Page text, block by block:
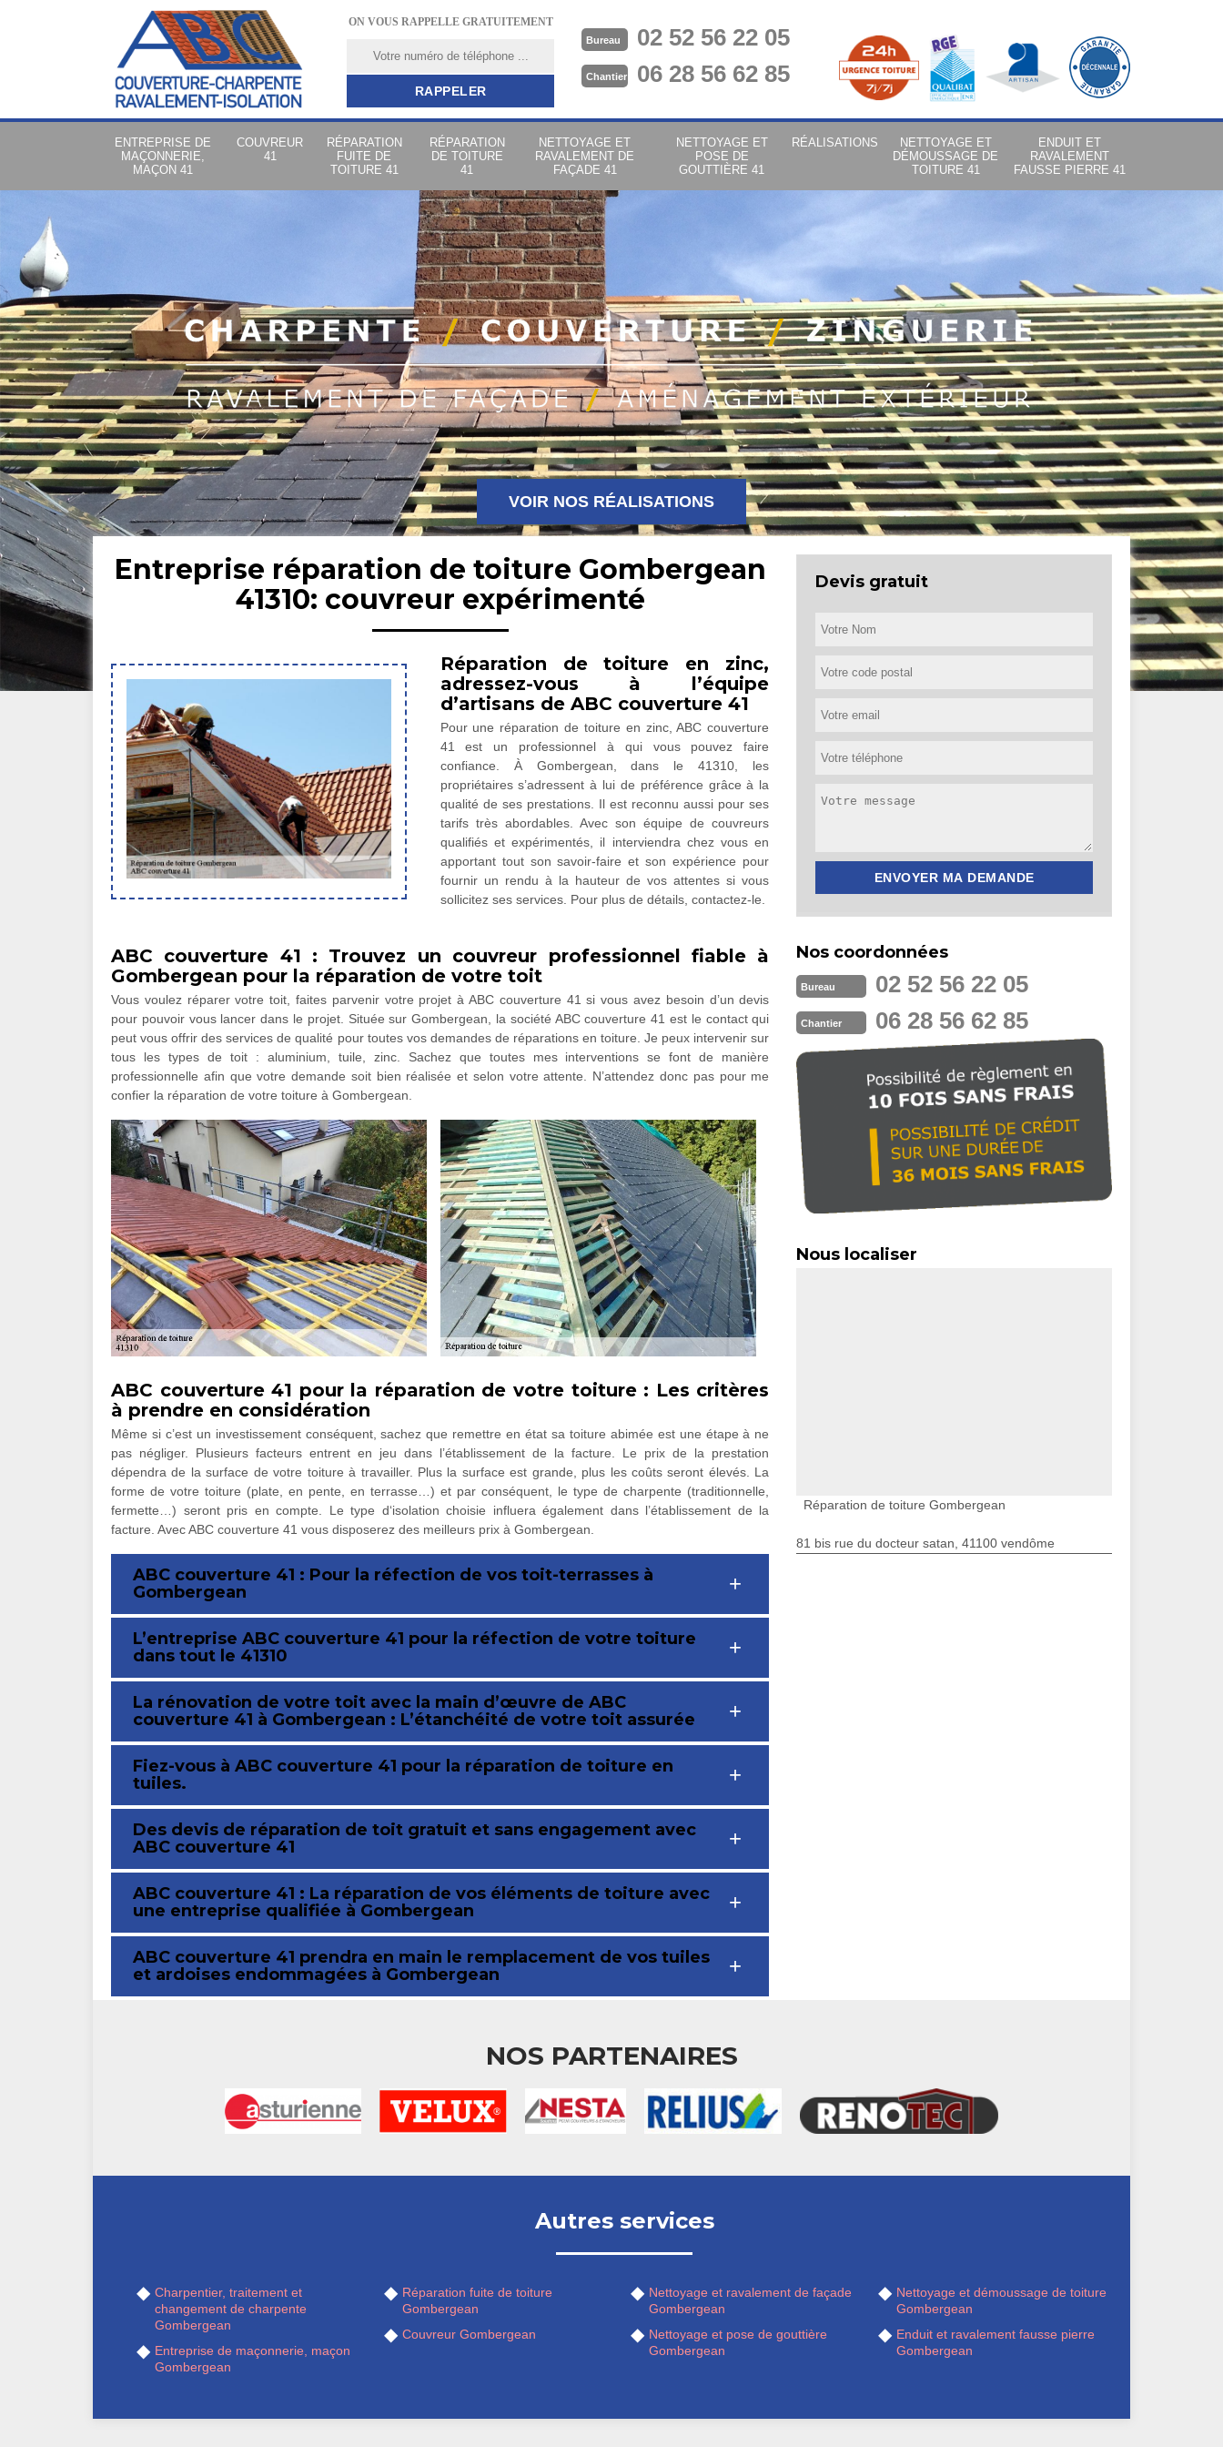
ON VOUS RAPPELLE GRATUITEMENT
Bureau 02 52 56 22 05
Chantier 06 28 56 62 85
ENTREPRISE DE
MAÇONNERIE,
MAÇON 41
COUVREUR
41
RÉPARATION
FUITE DE
TOITURE 41
RÉPARATION
DE TOITURE
41
NETTOYAGE ET
RAVALEMENT DE
FAÇADE 41
NETTOYAGE ET
POSE DE
GOUTTIÈRE 41
RÉALISATIONS
NETTOYAGE ET
DÉMOUSSAGE DE
TOITURE 41
ENDUIT ET
RAVALEMENT
FAUSSE PIERRE 41
VOIR NOS RÉALISATIONS
Entreprise réparation de toiture Gombergean
41310: couvreur expérimenté
Réparation de toiture en zinc,
adressez-vous à l’équipe
d’artisans de ABC couverture 41
Pour une réparation de toiture en zinc, ABC couverture
41 est un professionnel à qui vous pouvez faire
confiance. À Gombergean, dans le 41310, les
propriétaires s’adressent à lui de préférence grâce à la
qualité de ses prestations. Il est reconnu aussi pour ses
tarifs très abordables. Avec son équipe de couvreurs
qualifiés et expérimentés, il interviendra chez vous en
apportant tout son savoir-faire et son expérience pour
fournir un rendu à la hauteur de vos attentes si vous
sollicitez ses services. Pour plus de détails, contactez-le.
ABC couverture 41 : Trouvez un couvreur professionnel fiable à
Gombergean pour la réparation de votre toit
Vous voulez réparer votre toit, faites parvenir votre projet à ABC couverture 41 si vous avez besoin d’un devis
pour pouvoir vous lancer dans le projet. Située sur Gombergean, la société ABC couverture 41 est le contact qui
peut vous offrir des services de qualité pour toutes vos demandes de réparations en toiture. Je peux intervenir sur
tous les types de toit : aluminium, tuile, zinc. Sachez que toutes mes interventions se font de manière
professionnelle afin que votre demande soit bien réalisée et selon votre attente. N’attendez donc pas pour me
confier la réparation de votre toiture à Gombergean.
ABC couverture 41 pour la réparation de votre toiture : Les critères
à prendre en considération
Même si c’est un investissement conséquent, sachez que remettre en état sa toiture abimée est une étape à ne
pas négliger. Plusieurs facteurs entrent en jeu dans l’établissement de la facture. Le prix de la prestation
dépendra de la surface de votre toiture à travailler. Plus la surface est grande, plus les coûts seront élevés. La
forme de votre toiture (plate, en pente, en terrasse…) et par conséquent, le type de charpente (traditionnelle,
fermette…) seront pris en compte. Le type d‘isolation choisie influera également dans l’établissement de la
facture. Avec ABC couverture 41 vous disposerez des meilleurs prix à Gombergean.
ABC couverture 41 : Pour la réfection de vos toit-terrasses à
Gombergean
L’entreprise ABC couverture 41 pour la réfection de votre toiture
dans tout le 41310
La rénovation de votre toit avec la main d’œuvre de ABC
couverture 41 à Gombergean : L’étanchéité de votre toit assurée
Fiez-vous à ABC couverture 41 pour la réparation de toiture en
tuiles.
Des devis de réparation de toit gratuit et sans engagement avec
ABC couverture 41
ABC couverture 41 : La réparation de vos éléments de toiture avec
une entreprise qualifiée à Gombergean
ABC couverture 41 prendra en main le remplacement de vos tuiles
et ardoises endommagées à Gombergean
Devis gratuit
Nos coordonnées
Bureau 02 52 56 22 05
Chantier 06 28 56 62 85
Nous localiser
Réparation de toiture Gombergean
81 bis rue du docteur satan, 41100 vendôme
NOS PARTENAIRES
Autres services
Charpentier, traitement et
changement de charpente
Gombergean
Entreprise de maçonnerie, maçon
Gombergean
Réparation fuite de toiture
Gombergean
Couvreur Gombergean
Nettoyage et ravalement de façade
Gombergean
Nettoyage et pose de gouttière
Gombergean
Nettoyage et démoussage de toiture
Gombergean
Enduit et ravalement fausse pierre
Gombergean